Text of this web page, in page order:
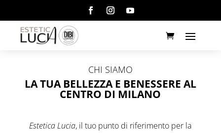
CHI SIAMO
LA TUA BELLEZZA E BENESSERE AL
CENTRO DI MILANO
Estetica Lucia, il tuo punto di riferimento per la